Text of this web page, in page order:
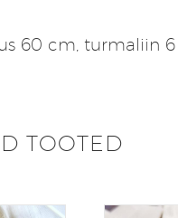
60 cm, turmaliin
TOOTED